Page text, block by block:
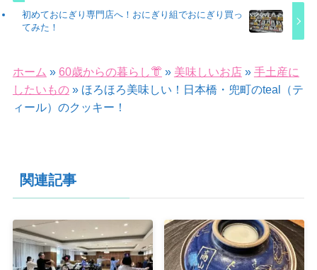
初めておにぎり専門店へ！おにぎり組でおにぎり買っ
てみた！
ホーム » 60歳からの暮らし👘 » 美味しいお店 » 手土産に
したいもの »ほろほろ美味しい！日本橋・兜町のteal（テ
ィール）のクッキー！
関連記事